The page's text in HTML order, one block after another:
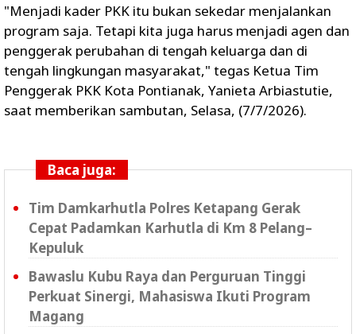
"Menjadi kader PKK itu bukan sekedar menjalankan
program saja. Tetapi kita juga harus menjadi agen dan
penggerak perubahan di tengah keluarga dan di
tengah lingkungan masyarakat," tegas Ketua Tim
Penggerak PKK Kota Pontianak, Yanieta Arbiastutie,
saat memberikan sambutan, Selasa, (7/7/2026).
Baca juga:
Tim Damkarhutla Polres Ketapang Gerak
Cepat Padamkan Karhutla di Km 8 Pelang–
Kepuluk
Bawaslu Kubu Raya dan Perguruan Tinggi
Perkuat Sinergi, Mahasiswa Ikuti Program
Magang